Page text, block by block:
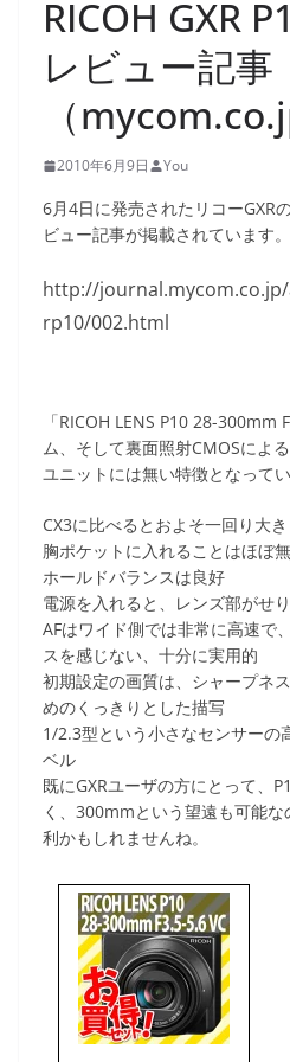
RICOH GXR
レビュー記事
（
2010年6月9日 You
6月4日に発売されたリコーGXR
ビュー記事が掲載されています。
http://
rp10/002.html
「RICOH LENS P10 28-300mm
ム、そして裏面照射CMOSによ
ユニットには無い特徴となってい
CX3に比べるとおよそ一回り大
胸ポケットに入れることはほぼ
ホールドバランスは良好
電源を入れると、レンズ部がせ
AFはワイド側では非常に高速で
スを感じない、十分に実用的
初期設定の画質は、シャープネ
めのくっきりとした描写
1/2.3型という小さなセンサーの
ベル
既にGXRユーザの方にとって、
く、300mmという望遠も可能
利かもしれませんね。